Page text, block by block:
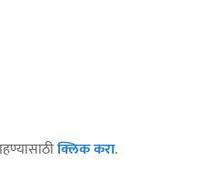
क्लिक करा.